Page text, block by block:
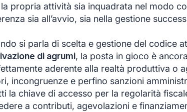
propria attività sia inquadrata nel modo
sia all’avvio, sia nella gestione
si parla di scelta e gestione del codice
di agrumi, la posta in gioco è
aderente alla realtà produttiva o
incongruenze e perfino sanzioni
la chiave di accesso per la regolarità
a contributi, agevolazioni e